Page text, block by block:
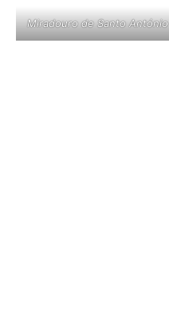
Miradouro de Santo António